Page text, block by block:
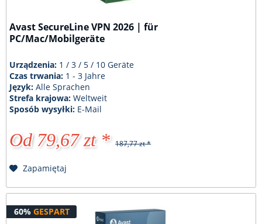
Avast SecureLine VPN 2026 | für
PC/Mac/Mobilgeräte
Urządzenia: 1 / 3 / 5 / 10 Geräte
Czas trwania: 1 - 3 Jahre
Język:Alle Sprachen
Strefa krajowa:Weltweit
Sposób wysyłki: E-Mail
Od 79,67 zt * 187,77 zt *
Zapamiętaj
60% GESPART